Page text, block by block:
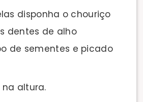
disponha o chouriço
dentes de alho
de sementes e picado
altura.